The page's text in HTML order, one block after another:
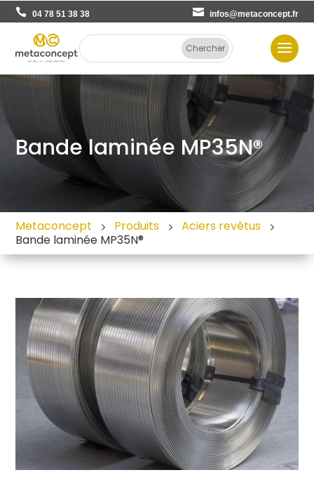
04 78 51 38 38 infos@metaconcept.fr
Bande laminée MP35N®
Metaconcept Produits
Aciers revêtus
Bande laminée MP35N®